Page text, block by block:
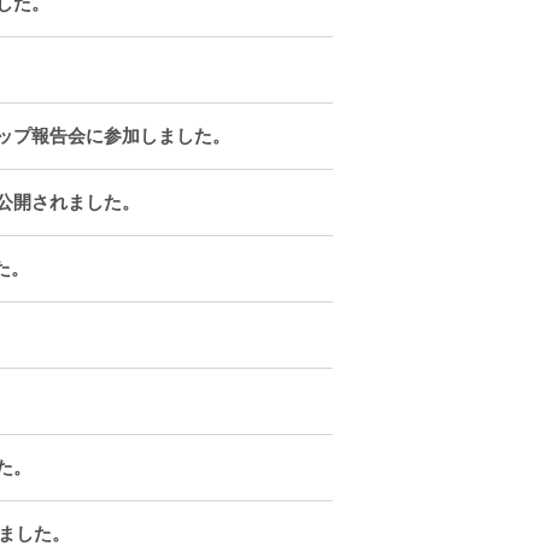
報告会に参加しました。
されました。
。
した。